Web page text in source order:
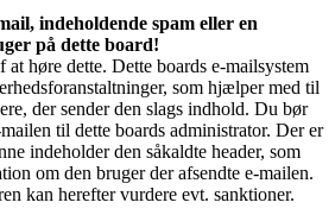
indeholdende spam eller en
på dette board!
at høre dette. Dette boards e-mailsystem
som hjælper med til
der sender den slags indhold. Du bør
til dette boards administrator. Der er
indeholder den såkaldte header, som
om den bruger der afsendte e-mailen.
kan herefter vurdere evt. sanktioner.